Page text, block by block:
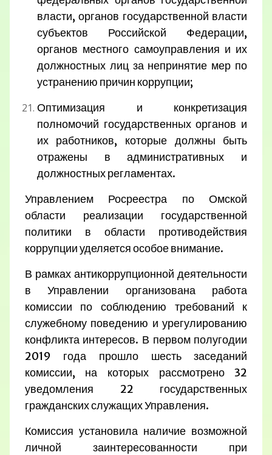
власти, органов государственной власти
субъектов Российской Федерации,
органов местного самоуправления и их
должностных лиц за непринятие мер по
устранению причин коррупции;
Оптимизация и конкретизация
полномочий государственных органов и
их работников, которые должны быть
отражены в административных и
должностных регламентах.
Управлением Росреестра по Омской
области реализации государственной
политики в области противодействия
коррупции уделяется особое внимание.
В рамках антикоррупционной деятельности
в Управлении организована работа
комиссии по соблюдению требований к
служебному поведению и урегулированию
конфликта интересов. В первом полугодии
2019 года прошло шесть заседаний
комиссии, на которых рассмотрено 32
уведомления 22 государственных
гражданских служащих Управления.
Комиссия установила наличие возможной
личной заинтересованности при